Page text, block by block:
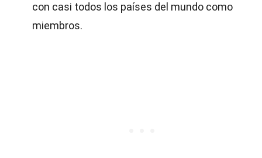
con casi todos los países del mundo como
miembros.